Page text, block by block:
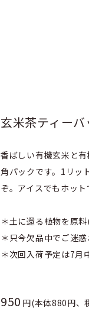
玄米茶ティー
香ばしい有機玄米と
角パックです。1リッ
ぞ。アイスでもホット
＊土に還る植物を原
＊只今欠品中でご迷惑
＊次回入荷予定は7月
950 円(本体880円、